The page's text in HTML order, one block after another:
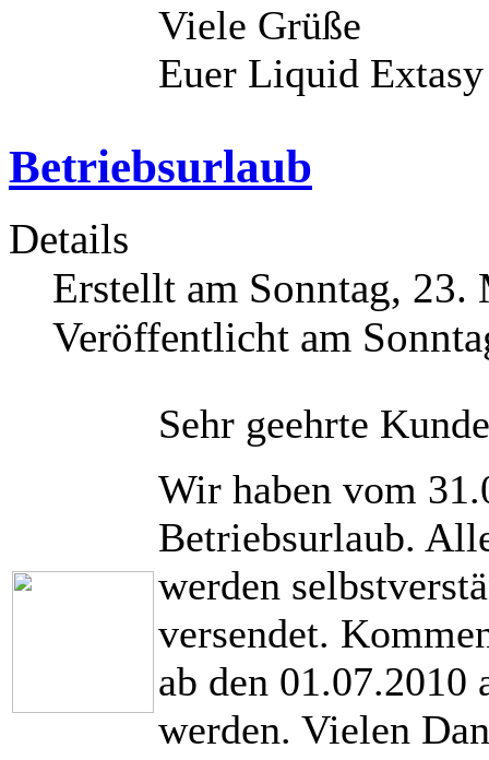
Viele Grüße
Euer Liquid Extasy
Betriebsurlaub
Details
Erstellt am Sonntag, 23.
Veröffentlicht am
Sehr geehrte
Wir haben vom
Betriebsurlaub.
werden
versendet.
ab den 01.07.2010
werden. Vielen